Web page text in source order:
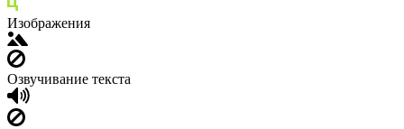
Изображения
Озвучивание текста